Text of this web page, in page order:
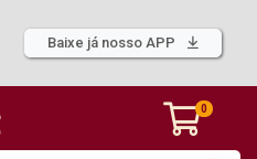
Baixe já nosso APP
0